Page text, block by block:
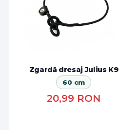
Zgardă dresaj Julius K9
60 cm
20,99 RON